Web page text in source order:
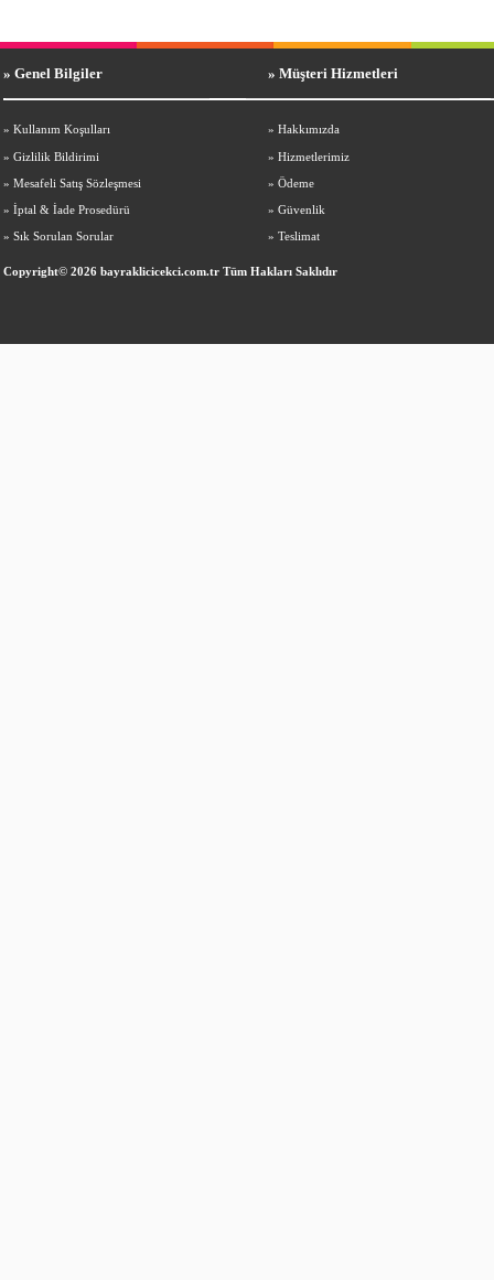
» Genel Bilgiler » Müşteri Hizmetleri
» Kullanım Koşulları » Hakkımızda
» Gizlilik Bildirimi » Hizmetlerimiz
» Mesafeli Satış Sözleşmesi » Ödeme
» İptal & İade Prosedürü » Güvenlik
» Sık Sorulan Sorular » Teslimat
Copyright© 2026 bayraklicicekci.com.tr Tüm Hakları Saklıdır